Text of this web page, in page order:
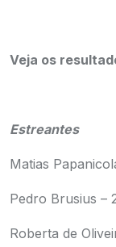
Veja os
Estreantes
Matias
Pedro Brusius –
Roberta de